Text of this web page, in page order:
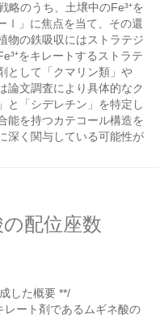
略のうち、土壌中のFe³⁺を
Ⅰ」に焦点を当て、その還
物の鉄吸収にはストラテジ
をキレートするストラテ
して「クマリン類」や
論文調査により具体的なク
と「シデレチン」を特定し
能を持つカテコール構造を
深く関与している可能性が
配位座数
した概要 **/
レート剤であるムギネ酸の